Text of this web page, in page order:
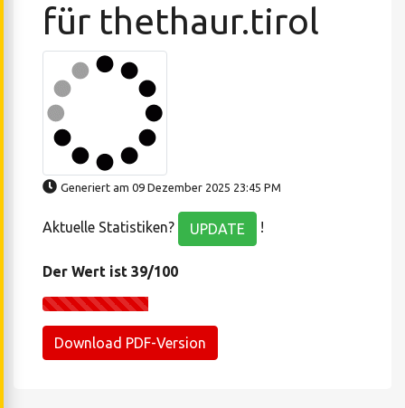
für thethaur.tirol
Generiert am 09 Dezember 2025 23:45 PM
Aktuelle Statistiken? UPDATE !
Der Wert ist 39/100
Download PDF-Version